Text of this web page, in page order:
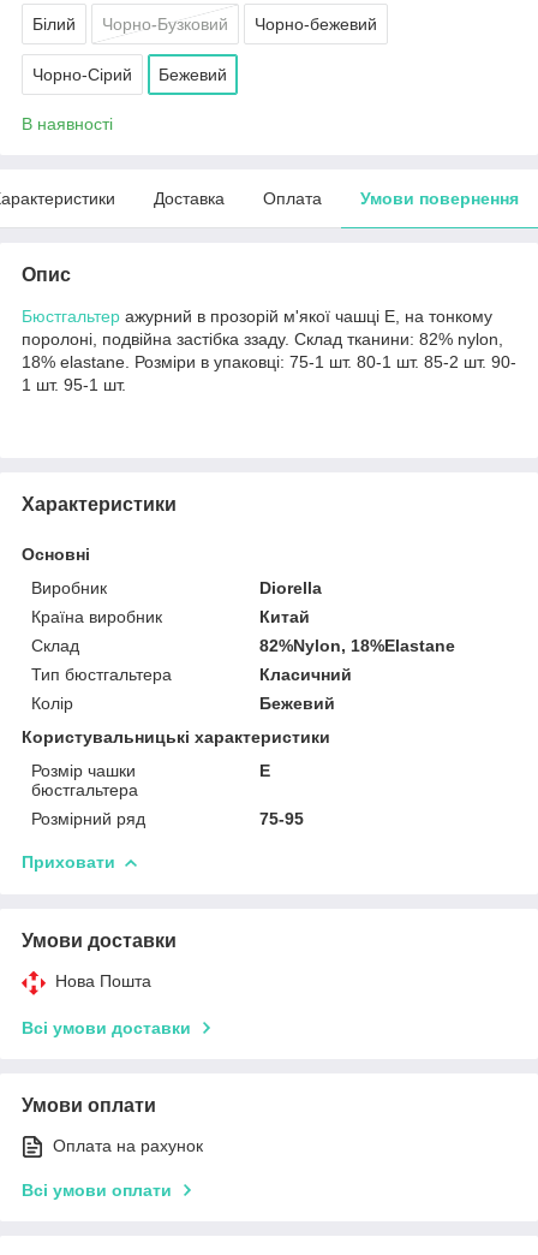
Білий Чорно-Бузковий Чорно-бежевий
Чорно-Сірий Бежевий
В наявності
Доставка Оплата Умови повернення
Опис
Бюстгальтер ажурний в прозорій м'якої чашці Е, на тонкому
поролоні, подвійна застібка ззаду. Склад тканини: 82% nylon,
18% elastane. Розміри в упаковці: 75-1 шт. 80-1 шт. 85-2 шт. 90-
1 шт. 95-1 шт.
Характеристики
Основні
Виробник
Diorella
Країна виробник
Китай
Склад
82%Nylon, 18%Elastane
Тип бюстгальтера
Класичний
Колір
Бежевий
Користувальницькі характеристики
Розмір чашки
бюстгальтера
E
Розмірний ряд 75-95
Приховати
Умови доставки
Нова Пошта
Всі умови доставки
Умови оплати
Оплата на рахунок
Всі умови оплати